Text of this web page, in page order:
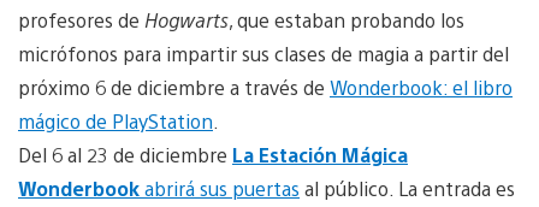
profesores de Hogwarts, que estaban probando los
micrófonos para impartir sus clases de magia a partir del
próximo 6 de diciembre a través de Wonderbook: el libro
mágico de PlayStation
Del 6 al 23 de diciembre La Estación Mágica
Wonderbookabrirá sus puertas al público. La entrada es